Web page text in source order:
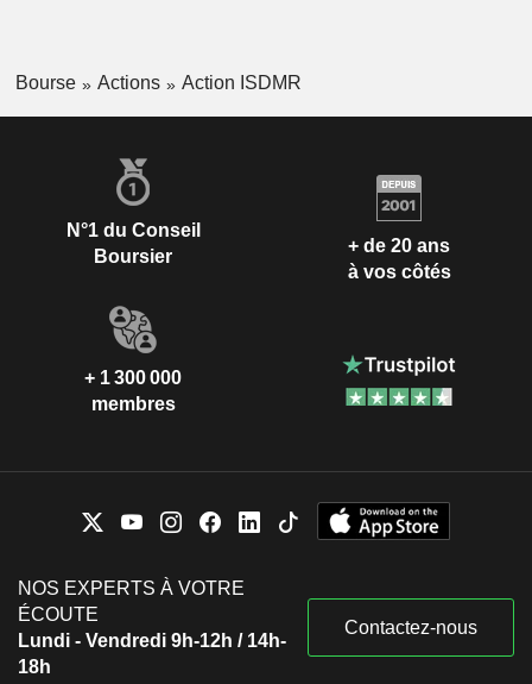
Bourse Actions Action ISDMR
N°1 du Conseil
Boursier
+ de 20 ans
à vos côtés
+ 1 300 000
membres
NOS EXPERTS À VOTRE
ÉCOUTE
Lundi - Vendredi 9h-12h / 14h-
18h
Contactez-nous